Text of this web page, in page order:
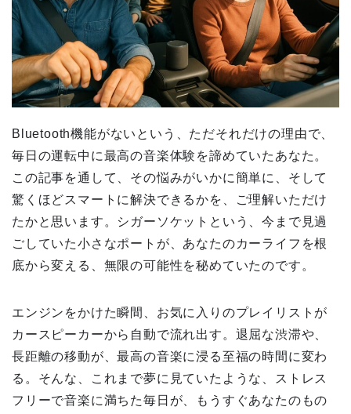
Bluetooth機能がないという、ただそれだけの理由で、
毎日の運転中に最高の音楽体験を諦めていたあなた。
この記事を通して、その悩みがいかに簡単に、そして
驚くほどスマートに解決できるかを、ご理解いただけ
たかと思います。シガーソケットという、今まで見過
ごしていた小さなポートが、あなたのカーライフを根
底から変える、無限の可能性を秘めていたのです。
エンジンをかけた瞬間、お気に入りのプレイリストが
カースピーカーから自動で流れ出す。退屈な渋滞や、
長距離の移動が、最高の音楽に浸る至福の時間に変わ
る。そんな、これまで夢に見ていたような、ストレス
フリーで音楽に満ちた毎日が、もうすぐあなたのもの